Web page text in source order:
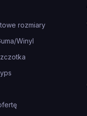
rozmiary
Winyl